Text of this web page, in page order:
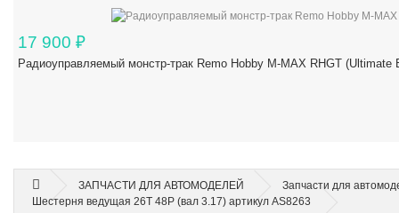
17 900 ₽
Радиоуправляемый монстр-трак Remo Hobby M-MAX RHGT
ЗАПЧАСТИ ДЛЯ АВТОМОДЕЛЕЙ
Запчасти для
Шестерня ведущая 26T 48P (вал 3.17) артикул AS8263